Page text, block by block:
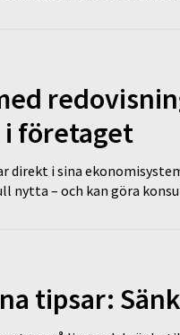
företaget
i sina
nytta – och kan göra
tipsar: